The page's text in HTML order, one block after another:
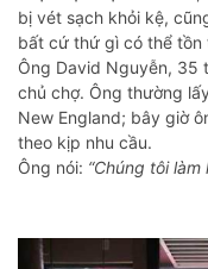
bị vét sạch khỏi kệ,
bất cứ thứ gì có thể tồn
Ông David Nguyễn, 35
chủ chợ. Ông thường
New England; bây giờ
theo kịp nhu cầu.
Ông nói: “Chúng tôi